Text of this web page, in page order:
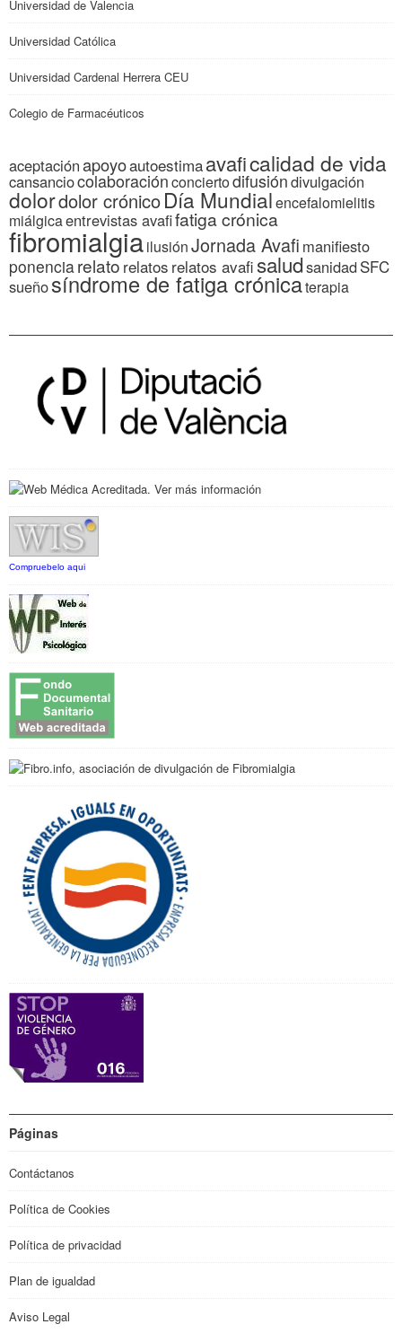
Universidad de Valencia
Universidad Católica
Universidad Cardenal Herrera CEU
Colegio de Farmacéuticos
aceptaciónapoyoautoestimaavaficalidad de vida
cansanciocolaboraciónconciertodifusióndivulgación
dolordolor crónicoDía Mundialencefalomielitis
miálgicaentrevistas avafifatiga crónica
fibromialgiailusiónJornada Avafi manifiesto
ponenciarelato relatos relatos avafisaludsanidadSFC
sueñosíndrome de fatiga crónicaterapia
Compruebelo aqui
Páginas
Contáctanos
Política de Cookies
Política de privacidad
Plan de igualdad
Aviso Legal